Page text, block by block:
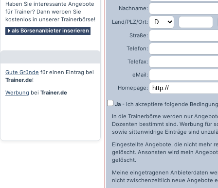
Haben Sie interessante Angebote
für Trainer? Dann werben Sie
kostenlos in unserer Trainerbörse!
als Börsenanbieter inserieren
Gute Gründe für einen Eintrag bei
Trainer.de!
Werbung bei Trainer.de
Nachname:
Land/PLZ/Ort:
Straße:
Telefon:
Telefax:
eMail:
Homepage:
Ja - Ich akzeptiere folgende
In die Trainerbörse werden nur
Dozenten bestimmt sind. Werbung für
sowie sittenwidrige Einträge sind
Eingestellte Angebote, die nicht mehr
gelöscht. Ansonsten wird mein
gelöscht.
Meine eingetragenen Anbieterdaten
nicht zwischenzeitlich neue Angebote